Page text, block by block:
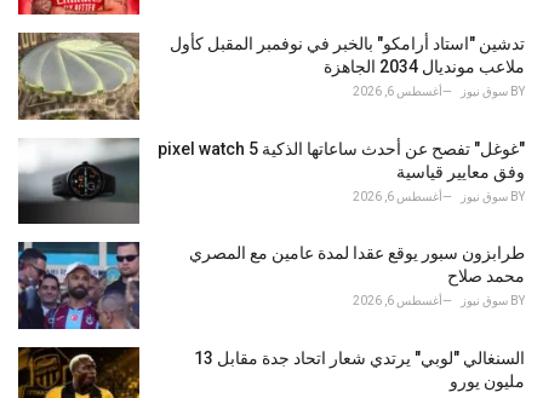
:تدشين "استاد أرامكو" بالخبر في نوفمبر المقبل كأول
ملاعب مونديال 2034 الجاهزة
BY سوق نيوز أغسطس 6, 2026
"غوغل" تفصح عن أحدث ساعاتها الذكية pixel watch 5
وفق معايير قياسية
BY سوق نيوز أغسطس 6, 2026
طرابزون سبور يوقع عقدا لمدة عامين مع المصري
محمد صلاح
BY سوق نيوز أغسطس 6, 2026
السنغالي "لوبي" يرتدي شعار اتحاد جدة مقابل 13
مليون يورو